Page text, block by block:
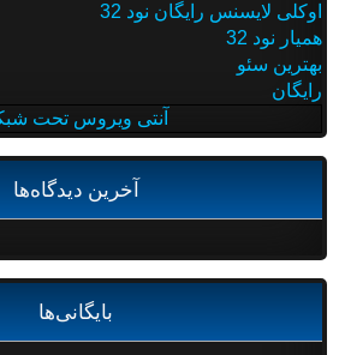
اوکلی لایسنس رایگان نود 32
همیار نود 32
بهترین سئو
رایگان
آنتی ویروس تحت شبکه
آخرین دیدگاه‌ها
بایگانی‌ها